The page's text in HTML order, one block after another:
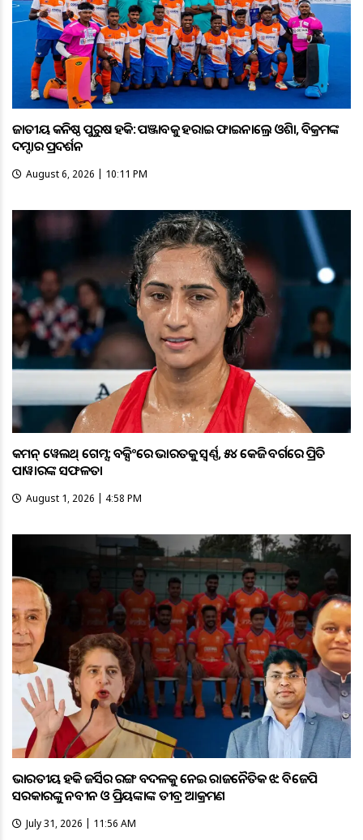
ଜାତୀୟ କନିଷ୍ଠ ପୁରୁଷ ହକି: ପଞ୍ଜାବକୁ ହରାଇ ଫାଇନାଲ୍ରେ ଓଡ଼ିଶା, ବିକ୍ରମଙ୍କ
ଦମ୍ଦାର ପ୍ରଦର୍ଶନ
August 6, 2026 | 10:11 PM
କମନ୍ ୱେଲଥ୍ ଗେମ୍ସ: ବକ୍ସିଂରେ ଭାରତକୁ ସ୍ବର୍ଣ୍ଣ, ୫୪ କେଜି ବର୍ଗରେ ପ୍ରିତି
ପାୱାରଙ୍କ ସଫଳତା
August 1, 2026 | 4:58 PM
ଭାରତୀୟ ହକି ଜର୍ସିର ରଙ୍ଗ ବଦଳକୁ ନେଇ ରାଜନୈତିକ ଝଡ଼: ବିଜେପି
ସରକାରଙ୍କୁ ନବୀନ ଓ ପ୍ରିୟଙ୍କାଙ୍କ ତୀବ୍ର ଆକ୍ରମଣ
July 31, 2026 | 11:56 AM